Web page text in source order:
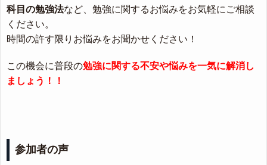
科目の勉強法など、勉強に関するお悩みをお気軽にご相談
ください。
時間の許す限りお悩みをお聞かせください！
この機会に普段の勉強に関する不安や悩みを一気に解消し
ましょう！！
参加者の声